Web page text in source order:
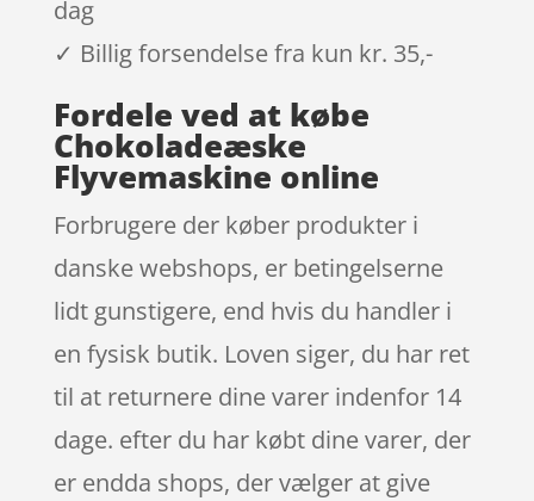
dag
✓ Billig forsendelse fra kun kr. 35,-
Fordele ved at købe
Chokoladeæske
Flyvemaskine online
Forbrugere der køber produkter i
danske webshops, er betingelserne
lidt gunstigere, end hvis du handler i
en fysisk butik. Loven siger, du har ret
til at returnere dine varer indenfor 14
dage. efter du har købt dine varer, der
er endda shops, der vælger at give